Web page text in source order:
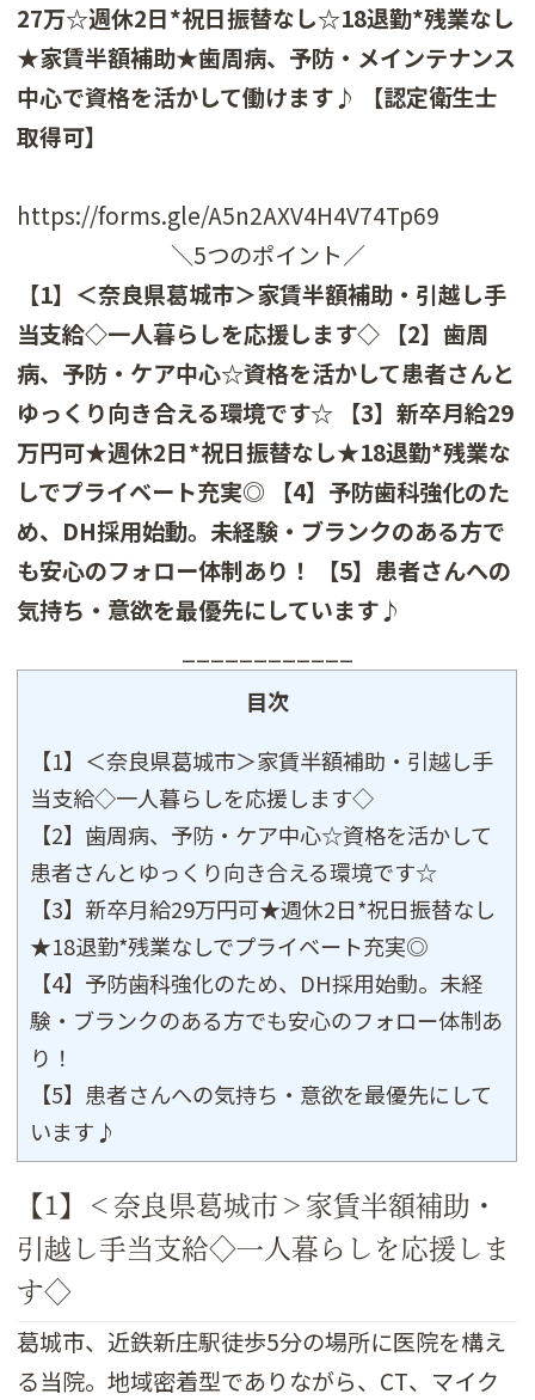
27万☆週休2日*祝日振替なし☆18退勤*残業なし
★家賃半額補助★歯周病、予防・メインテナンス
中心で資格を活かして働けます♪ 【認定衛生士
取得可】
https://forms.gle/A5n2AXV4H4V74Tp69
＼5つのポイント／
【1】＜奈良県葛城市＞家賃半額補助・引越し手
当支給◇一人暮らしを応援します◇ 【2】歯周
病、予防・ケア中心☆資格を活かして患者さんと
ゆっくり向き合える環境です☆ 【3】新卒月給29
万円可★週休2日*祝日振替なし★18退勤*残業な
しでプライベート充実◎ 【4】予防歯科強化のた
め、DH採用始動。未経験・ブランクのある方で
も安心のフォロー体制あり！ 【5】患者さんへの
気持ち・意欲を最優先にしています♪
目次
【1】＜奈良県葛城市＞家賃半額補助・引越し手
当支給◇一人暮らしを応援します◇
【2】歯周病、予防・ケア中心☆資格を活かして
患者さんとゆっくり向き合える環境です☆
【3】新卒月給29万円可★週休2日*祝日振替なし
★18退勤*残業なしでプライベート充実◎
【4】予防歯科強化のため、DH採用始動。未経
験・ブランクのある方でも安心のフォロー体制あ
り！
【5】患者さんへの気持ち・意欲を最優先にして
います♪
【1】＜奈良県葛城市＞家賃半額補助・
引越し手当支給◇一人暮らしを応援しま
す◇
葛城市、近鉄新庄駅徒歩5分の場所に医院を構え
る当院。地域密着型でありながら、CT、マイク